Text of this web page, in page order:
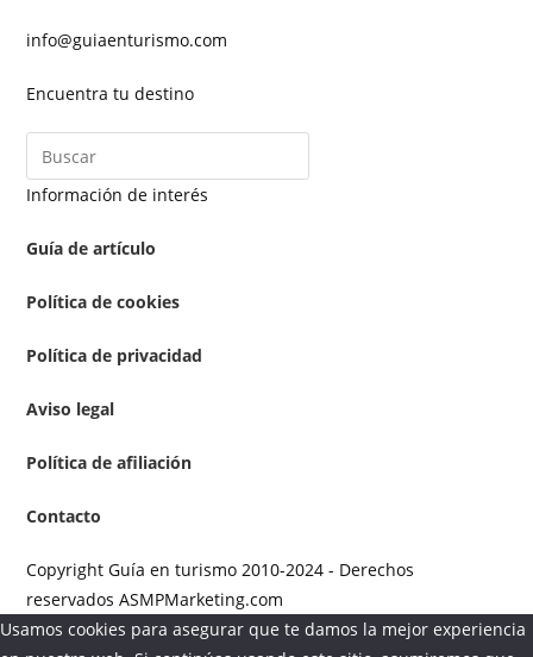
info@guiaenturismo.com
Encuentra tu destino
Información de interés
Guía de artículo
Política de cookies
Política de privacidad
Aviso legal
Política de afiliación
Contacto
Copyright Guía en turismo 2010-2024 - Derechos
reservados ASMPMarketing.com
Usamos cookies para asegurar que te damos la mejor experiencia